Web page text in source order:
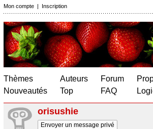
Mon compte | Inscription
Thèmes
Nouveautés
Auteurs
Top
Forum
FAQ
orisushie
Envoyer un message privé